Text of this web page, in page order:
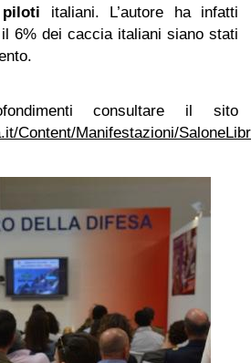
piloti italiani. L’autore ha infatti
6% dei caccia italiani siano stati
consultare il sito
Content/Manifestazioni/